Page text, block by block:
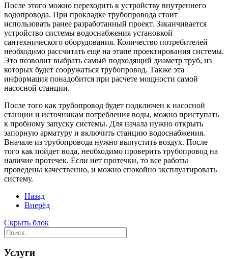
После этого можно переходить к устройству внутреннего
водопровода. При прокладке трубопровода стоит
использовать ранее разработанный проект. Заканчивается
устройство системы водоснабжения установкой
сантехнического оборудования. Количество потребителей
необходимо рассчитать еще на этапе проектирования системы.
Это позволит выбрать самый подходящий диаметр труб, из
которых будет сооружаться трубопровод. Также эта
информация понадобится при расчете мощности самой
насосной станции.
После того как трубопровод будет подключен к насосной
станции и источникам потребления воды, можно приступать
к пробному запуску системы. Для начала нужно открыть
запорную арматуру и включить станцию водоснабжения.
Вначале из трубопровода нужно выпустить воздух. После
того как пойдет вода, необходимо проверить трубопровод на
наличие протечек. Если нет протечки, то все работы
проведены качественно, и можно спокойно эксплуатировать
систему.
Назад
Вперёд
Скрыть блок
Услуги